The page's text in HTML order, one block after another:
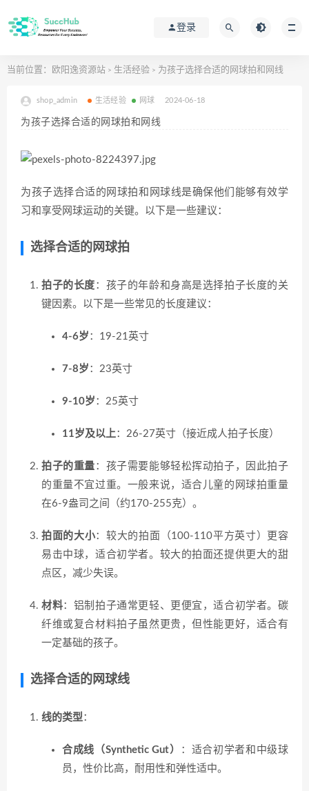
登录
当前位置： 欧阳逸资源站 > 生活经验 > 为孩子选择合适的网球拍和网线
shop_admin 生活经验 网球 2024-06-18
为孩子选择合适的网球拍和网线
为孩子选择合适的网球拍和网球线是确保他们能够有效学
习和享受网球运动的关键。以下是一些建议：
选择合适的网球拍
拍子的长度 ：孩子的年龄和身高是选择拍子长度的关
键因素。以下是一些常见的长度建议：
4-6岁 ：19-21英寸
7-8岁 ：23英寸
9-10岁 ：25英寸
11岁及以上：26-27英寸（接近成人拍子长度）
拍子的重量 ：孩子需要能够轻松挥动拍子，因此拍子
的重量不宜过重。一般来说，适合儿童的网球拍重量
在6-9盎司之间（约170-255克）。
拍面的大小：较大的拍面（100-110平方英寸）更容
易击中球，适合初学者。较大的拍面还提供更大的甜
点区，减少失误。
材料：铝制拍子通常更轻、更便宜，适合初学者。碳
纤维或复合材料拍子虽然更贵，但性能更好，适合有
一定基础的孩子。
选择合适的网球线
线的类型：
合成线（Synthetic Gut）
：适合初学者和中级球
员，性价比高，耐用性和弹性适中。